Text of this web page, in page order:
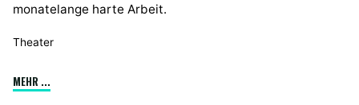
monatelange harte Arbeit.
Theater
MEHR ...